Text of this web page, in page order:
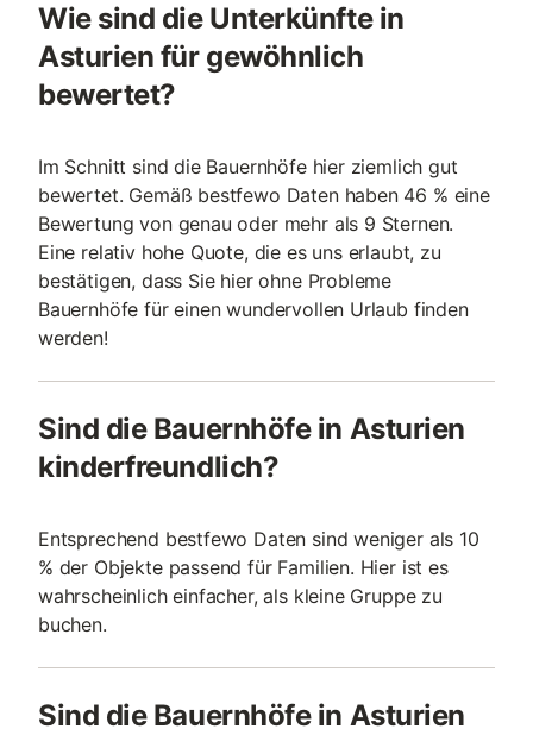
Wie sind die Unterkünfte in
Asturien für gewöhnlich
bewertet?
Im Schnitt sind die Bauernhöfe hier ziemlich gut
bewertet. Gemäß bestfewo Daten haben 46 % eine
Bewertung von genau oder mehr als 9 Sternen.
Eine relativ hohe Quote, die es uns erlaubt, zu
bestätigen, dass Sie hier ohne Probleme
Bauernhöfe für einen wundervollen Urlaub finden
werden!
Sind die Bauernhöfe in Asturien
kinderfreundlich?
Entsprechend bestfewo Daten sind weniger als 10
% der Objekte passend für Familien. Hier ist es
wahrscheinlich einfacher, als kleine Gruppe zu
buchen.
Sind die Bauernhöfe in Asturien